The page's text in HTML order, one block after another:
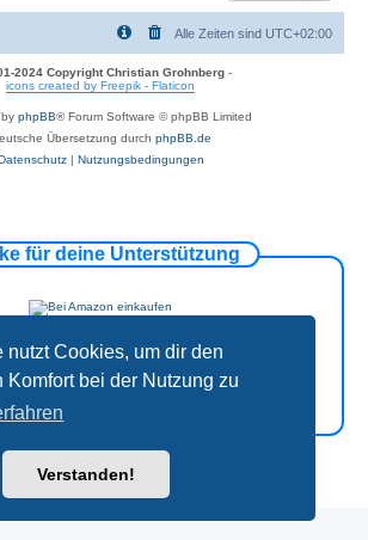
nutzt Cookies, um dir den
Komfort bei der Nutzung zu
Verstanden!
Alle Zeiten sind UTC+02:00
2024 Copyright Christian Grohnberg-
icons created by Freepik - Flaticon
phpBB® Forum Software © phpBB Limited
Übersetzung durch phpBB.de
| Nutzungsbedingungen
für deine Unterstützung